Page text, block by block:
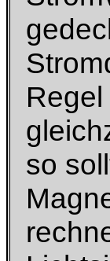
so